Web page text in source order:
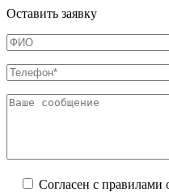
Оставить заявку
Согласен с